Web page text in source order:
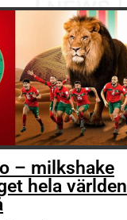
– milkshake
hela världen